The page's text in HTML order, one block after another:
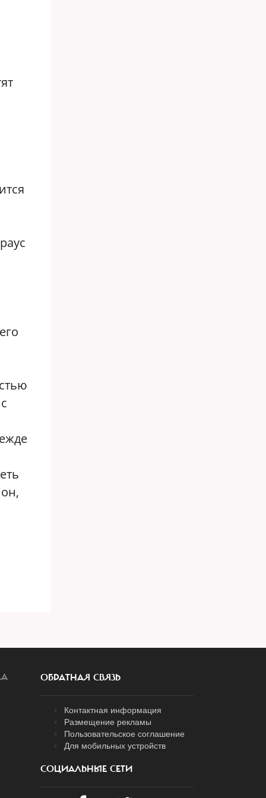
ОБРАТНАЯ СВЯЗЬ
Контактная информация
Размещение рекламы
Пользовательское соглашение
Для мобильных устройств
СОЦИАЛЬНЫЕ СЕТИ